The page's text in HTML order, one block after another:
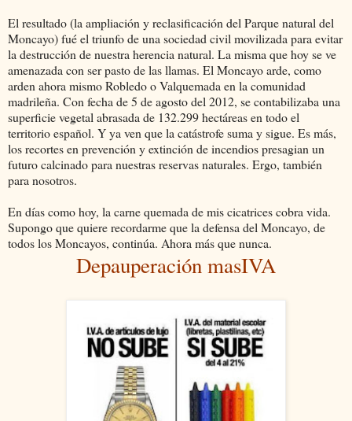
El resultado (la ampliación y reclasificación del Parque natural del
Moncayo) fué el triunfo de una sociedad civil movilizada para evitar
la destrucción de nuestra herencia natural. La misma que hoy se ve
amenazada con ser pasto de las llamas. El Moncayo arde, como
arden ahora mismo Robledo o Valquemada en la comunidad
madrileña. Con fecha de 5 de agosto del 2012, se contabilizaba una
superficie vegetal abrasada de 132.299 hectáreas en todo el
territorio español. Y ya ven que la catástrofe suma y sigue. Es más,
los recortes en prevención y extinción de incendios presagian un
futuro calcinado para nuestras reservas naturales. Ergo, también
para nosotros.
En días como hoy, la carne quemada de mis cicatrices cobra vida.
Supongo que quiere recordarme que la defensa del Moncayo, de
todos los Moncayos, continúa. Ahora más que nunca.
Depauperación masIVA